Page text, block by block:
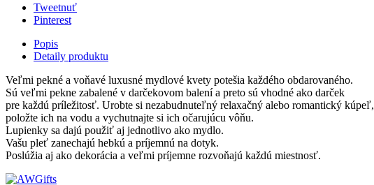
Tweetnuť
Pinterest
Popis
Detaily produktu
Veľmi pekné a voňavé luxusné mydlové kvety potešia každého obdarovaného.
Sú veľmi pekne zabalené v darčekovom balení a preto sú vhodné ako darček
pre každú príležitosť. Urobte si nezabudnuteľný relaxačný alebo romantický kúpeľ,
položte ich na vodu a vychutnajte si ich očarujúcu vôňu.
Lupienky sa dajú použiť aj jednotlivo ako mydlo.
Vašu pleť zanechajú hebkú a príjemnú na dotyk.
Poslúžia aj ako dekorácia a veľmi príjemne rozvoňajú každú miestnosť.